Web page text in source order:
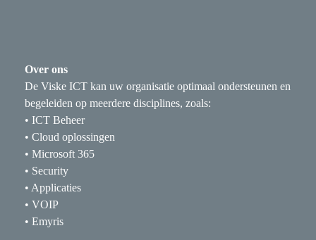
Over ons
De Viske ICT kan uw organisatie optimaal ondersteunen en
begeleiden op meerdere disciplines, zoals:
• ICT Beheer
• Cloud oplossingen
• Microsoft 365
• Security
• Applicaties
• VOIP
• Emyris